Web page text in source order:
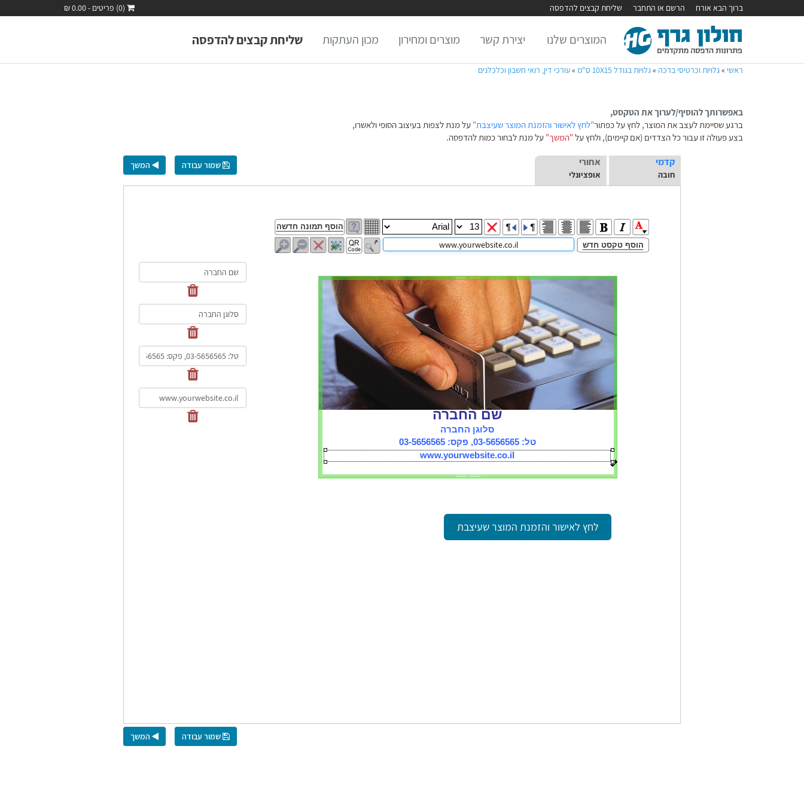
ברוך הבא אורח הרשם או התחבר שליחת קבצים להדפסה (0) פריטים - 0.00 ₪
המוצרים שלנו יצירת קשר מוצרים ומחירון מכון העתקות שליחת קבצים להדפסה
ראשי »גלויות וכרטיסי ברכה »גלויות בגודל 10X15 ס"מ »עורכי דין, רואי חשבון וכלכלנים
באפשרותך להוסיף/לערוך את הטקסט,
ברגע שסיימת לעצב את המוצר, לחץ על כפתור"לחץ לאישור והזמנת המוצר שעיצבת" על מנת לצפות בעיצוב הסופי ולאשרו,
בצע פעולה זו עבור כל הצדדים (אם קיימים), ולחץ על "המשך" על מנת לבחור כמות להדפסה.
קדמי
חובה
אחורי
אופציונלי
שמור עבודה המשך
שמור עבודה המשך